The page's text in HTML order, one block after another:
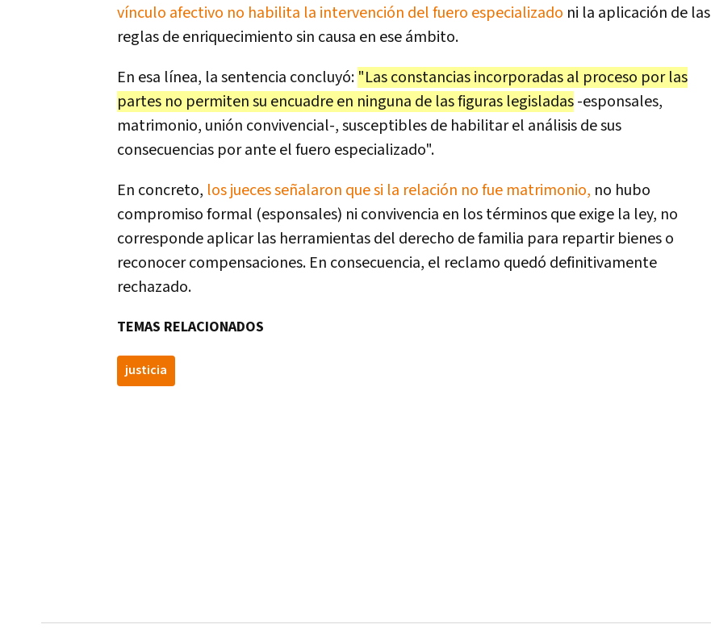
vínculo afectivo no habilita la intervención del fuero especializado ni la aplicación de las
reglas de enriquecimiento sin causa en ese ámbito.
En esa línea, la sentencia concluyó: "Las constancias incorporadas al proceso por las
partes no permiten su encuadre en ninguna de las figuras legisladas-esponsales,
matrimonio, unión convivencial-, susceptibles de habilitar el análisis de sus
consecuencias por ante el fuero especializado".
En concreto, los jueces señalaron que si la relación no fue matrimonio, no hubo
compromiso formal (esponsales) ni convivencia en los términos que exige la ley, no
corresponde aplicar las herramientas del derecho de familia para repartir bienes o
reconocer compensaciones. En consecuencia, el reclamo quedó definitivamente
rechazado.
TEMAS RELACIONADOS
justicia